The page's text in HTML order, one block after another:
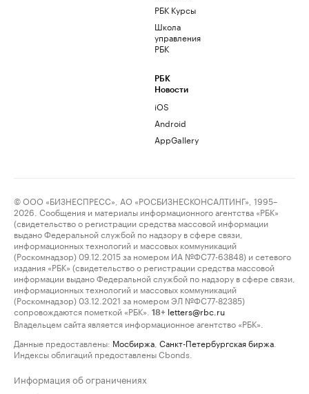
РБК Курсы
Школа
управления
РБК
РБК
Новости
iOS
Android
AppGallery
© ООО «БИЗНЕСПРЕСС», АО «РОСБИЗНЕСКОНСАЛТИНГ», 1995–
2026. Сообщения и материалы информационного агентства «РБК»
(свидетельство о регистрации средства массовой информации
выдано Федеральной службой по надзору в сфере связи,
информационных технологий и массовых коммуникаций
(Роскомнадзор) 09.12.2015 за номером ИА №ФС77-63848) и сетевого
издания «РБК» (свидетельство о регистрации средства массовой
информации выдано Федеральной службой по надзору в сфере связи,
информационных технологий и массовых коммуникаций
(Роскомнадзор) 03.12.2021 за номером ЭЛ №ФС77-82385)
сопровождаются пометкой «РБК».
18+ letters@rbc.ru
Владельцем сайта является информационное агентство «РБК».
Данные предоставлены: Мосбиржа Санкт-Петербургская биржа
Индексы облигаций предоставлены Cbonds.
Информация об ограничениях